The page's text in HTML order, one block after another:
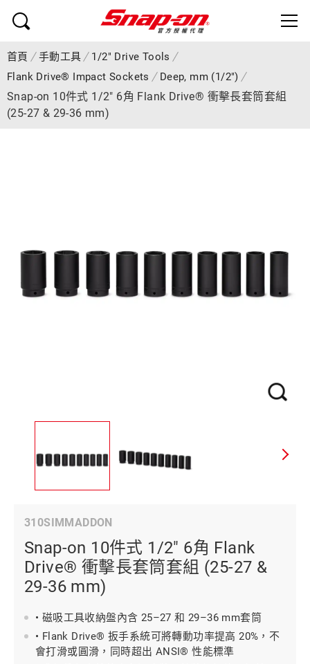
首頁 手動工具
1/2" Drive Tools
Flank Drive® Impact Sockets
Deep, mm (1/2")
Snap-on 10件式 1/2" 6角 Flank Drive® 衝擊長套筒套組
(25-27 & 29-36 mm)
310SIMMADDON
Snap-on 10件式 1/2" 6角 Flank
Drive® 衝擊長套筒套組 (25-27 &
29-36 mm)
• 磁吸工具收納盤內含 25–27 和 29–36 mm套筒
• Flank Drive® 扳手系統可將轉動功率提高 20%，不
會打滑或圓滑，同時超出 ANSI® 性能標準